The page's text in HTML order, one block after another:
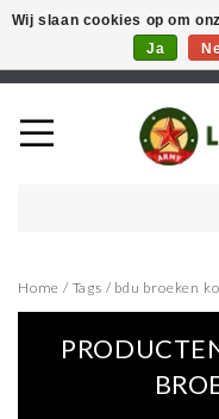
Welkom in onze
vinden in de
Home / Tags / bdu broeken
Wij slaan cookies op om
Ja